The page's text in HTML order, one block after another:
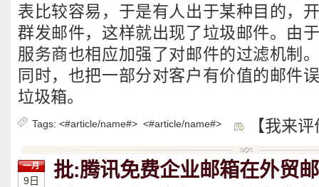
表比较容易，于是有人出于某种目的，
群发邮件，这样就出现了垃圾邮件。由
服务商也相应加强了对邮件的过滤机制
同时，也把一部分对客户有价值的邮件
垃圾箱。
Tags: <#article/name#> <#article/name#> 【我来
一月
9日 批:腾讯免费企业邮箱在外贸